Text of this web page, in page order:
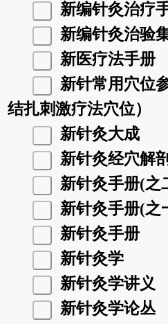
新编针灸治疗
新编针灸治验
新医疗法手册
新针常用穴位
结扎刺激疗法穴位）
新针灸大成
新针灸经穴解
新针灸手册(之
新针灸手册(之
新针灸手册
新针灸学
新针灸学讲义
新针灸学论丛